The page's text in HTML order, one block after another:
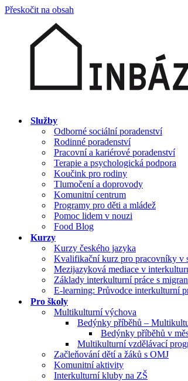
Přeskočit na obsah
Služby
Odborné sociální poradenství
Rodinné poradenství
Pracovní a kariérové poradenství
Terapie a psychologická podpora
Koučink pro rodiny
Tlumočení a doprovody
Komunitní centrum
Programy pro děti a mládež
Pomoc lidem v nouzi
Food Blog
Kurzy
Kurzy českého jazyka
Kvalifikační kurz pro pracovníky v
Mezijazyková mediace v
Základy interkulturní práce s
E-learning: Průvodce interkulturní
Pro školy
Multikulturní výchova
Bedýnky příběhů –
Bedýnky příběhů v
Multikulturní vzdělávací
Začleňování dětí a žáků s OMJ
Komunitní aktivity
Interkulturní kluby na ZŠ